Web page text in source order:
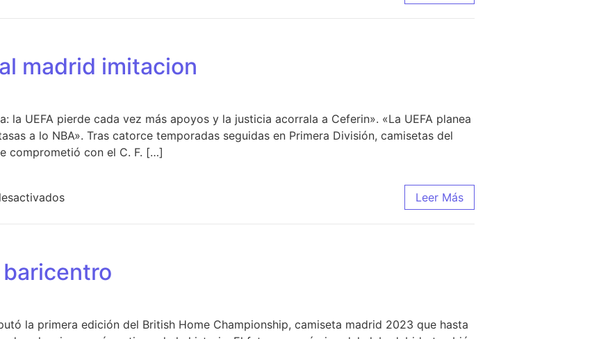
madrid imitacion
la UEFA pierde cada vez más apoyos y la justicia acorrala a Ceferin». «La UEFA planea
a lo NBA». Tras catorce temporadas seguidas en Primera División, camisetas del
comprometió con el C. F. […]
en nueva camiseta real madrid imitacion Leer Más
la primera edición del British Home Championship, camiseta madrid 2023 que hasta